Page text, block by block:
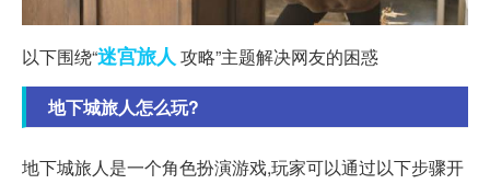
以下围绕“迷宫旅人 攻略”主题解决网友的困惑
地下城旅人怎么玩?
地下城旅人是一个角色扮演游戏,玩家可以通过以下步骤开